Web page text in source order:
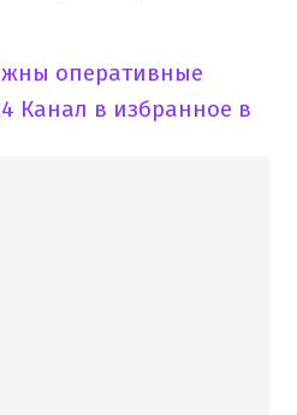
оперативные
Канал в избранное в